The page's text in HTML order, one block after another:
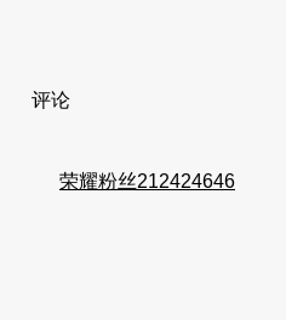
评论
荣耀粉丝212424646